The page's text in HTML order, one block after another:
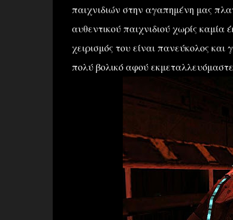
παιχνιδιών στην αγαπημένη μας
αυθεντικού παιχνιδιού χωρίς
χειρισμός του είναι πανεύκολος
πολύ βολικό αφού